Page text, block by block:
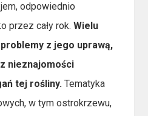
odpowiednio
przez cały rok.Wielu
z jego uprawą,
nieznajomości
tej rośliny. Tematyka
w tym ostrokrzewu,